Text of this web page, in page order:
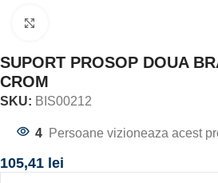
SUPORT PROSOP DOUA
CROM
SKU: BIS00212
4 Persoane vizioneaza acest
105,41 lei